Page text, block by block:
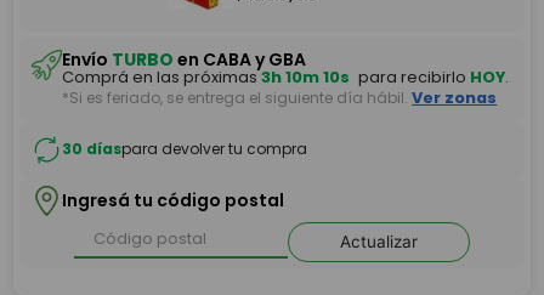
Envío TURBO en CABA y GBA
Comprá en las próximas3h 10m 10s para recibirlo HOY.
*Si es feriado, se entrega el siguiente día hábil. Ver zonas
30 díaspara devolver tu compra
Ingresá tu código postal
Actualizar